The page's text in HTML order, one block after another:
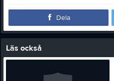
Dela
Läs också